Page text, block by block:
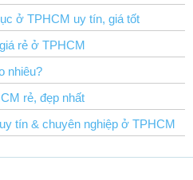
ở TPHCM uy tín, giá tốt
rẻ ở TPHCM
nhiêu?
rẻ, đẹp nhất
tín & chuyên nghiệp ở TPHCM